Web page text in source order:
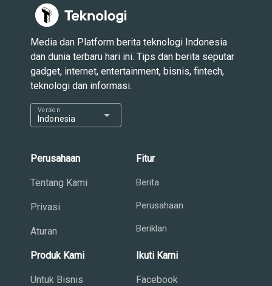
Media dan Platform berita teknologi Indonesia
dan dunia terbaru hari ini. Tips dan berita seputar
gadget, internet, entertainment, bisnis, fintech,
teknologi dan informasi.
Indonesia
Version arrow_drop_down
Perusahaan
Tentang Kami
Privasi
Aturan
Fitur
Berita
Perusahaan
Beriklan
Produk Kami
Untuk Bisnis
Ikuti Kami
Facebook